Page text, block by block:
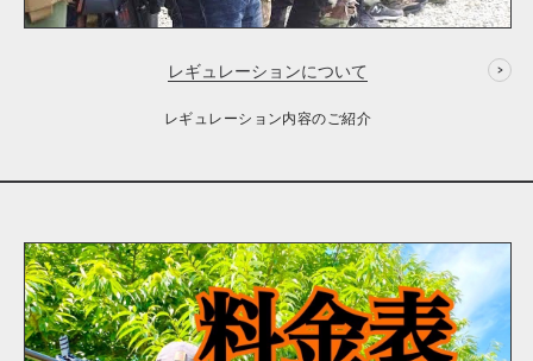
レギュレーションについて
レギュレーション内容のご紹介